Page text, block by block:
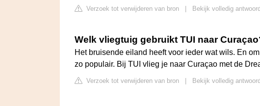
Verzoek tot verwijderen van bron Bekijk volledig
Welk vliegtuig gebruikt TUI naar
Het bruisende eiland heeft voor ieder wat wils. En
zo populair. Bij TUI vlieg je naar Curaçao met de
Verzoek tot verwijderen van bron Bekijk volledig